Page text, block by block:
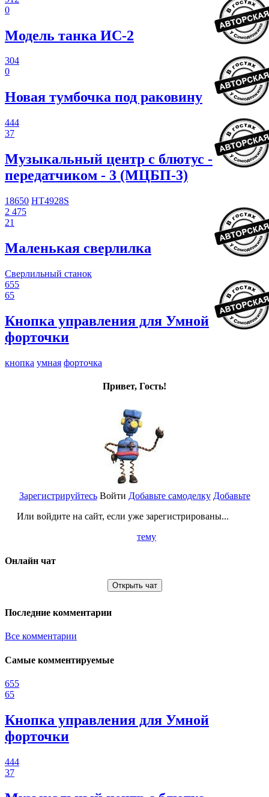
0
Модель танка ИС-2
304
0
Новая тумбочка под раковину
444
37
Музыкальный центр с блютус -
передатчиком - 3 (МЦБП-3)
18650 HT4928S
2 475
21
Маленькая сверлилка
Сверлильный станок
655
65
Кнопка управления для Умной
форточки
кнопка умная форточка
Привет, Гость!
Зарегистрируйтесь
Или войдите на сайт, если уже зарегистрированы...
Войти Добавьте самоделку Добавьте
тему
Онлайн чат
Открыть чат
Последние комментарии
Все комментарии
Самые комментируемые
655
65
Кнопка управления для Умной
форточки
444
37